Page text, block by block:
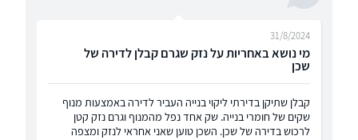
מי נושא באחריות על נזק שגרם קבלן לדירה של
שכן
31/8/2024
קבלן שתיקן בדירתי ליקוי בנייה העביר לדירה באמצעות מנוף
שקים של חומרי בנייה. שק אחד נפל מהמנוף וגרם נזק קטן
לרכוש בדירה של שכן. השכן טוען שאני אחראי לנזק ומצפה